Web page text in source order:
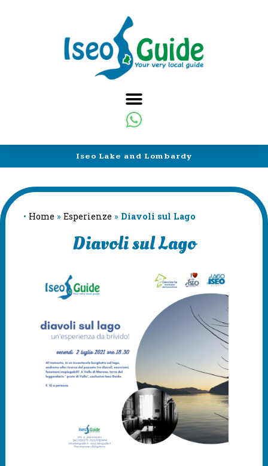
Iseo Lake and Lombardy
• Home » Esperienze » Diavoli sul Lago
Diavoli sul Lago